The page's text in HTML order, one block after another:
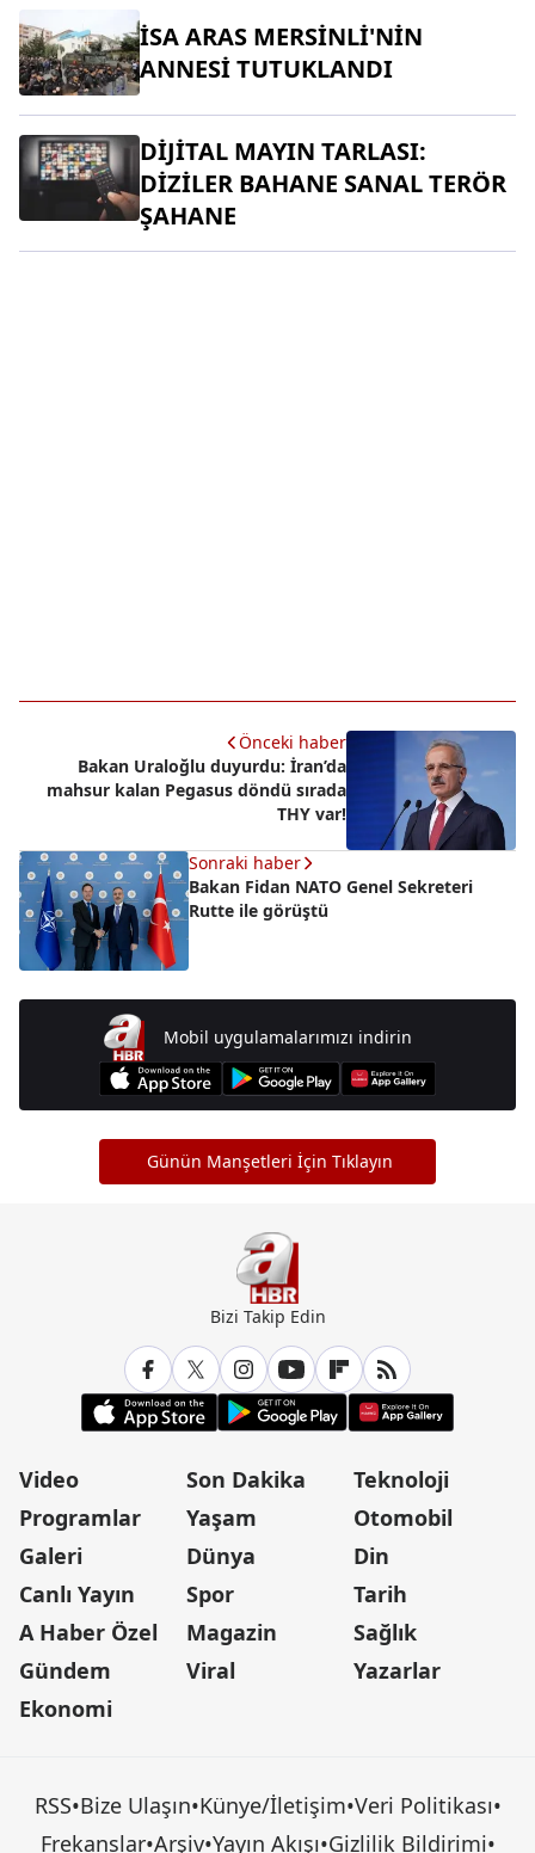
İSA ARAS MERSİNLİ'NİN
ANNESİ TUTUKLANDI
DİJİTAL MAYIN TARLASI:
DİZİLER BAHANE SANAL TERÖR
ŞAHANE
Önceki haber
Bakan Uraloğlu duyurdu: İran’da
mahsur kalan Pegasus döndü sırada
THY var!
Sonraki haber
Bakan Fidan NATO Genel Sekreteri
Rutte ile görüştü
Mobil uygulamalarımızı indirin
Günün Manşetleri İçin Tıklayın
Bizi Takip Edin
Video
Programlar
Galeri
Canlı Yayın
A Haber Özel
Gündem
Ekonomi
Son Dakika
Yaşam
Dünya
Spor
Magazin
Viral
Teknoloji
Otomobil
Din
Tarih
Sağlık
Yazarlar
RSS•Bize Ulaşın•Künye/İletişim•Veri Politikası•
Frekanslar•Arşiv•Yayın Akışı•Gizlilik Bildirimi•